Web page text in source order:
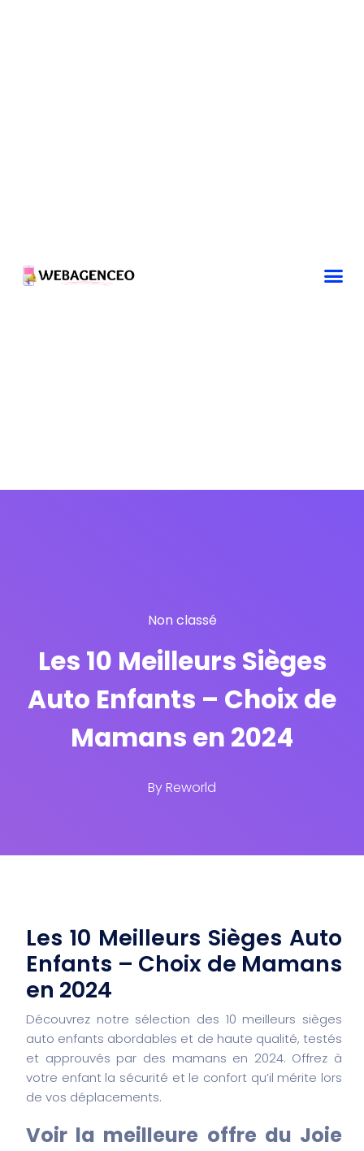
Non classé
Les 10 Meilleurs Sièges
Auto Enfants – Choix de
Mamans en 2024
ByReworld
Les 10 Meilleurs Sièges Auto
Enfants – Choix de Mamans
en 2024
Découvrez notre sélection des 10 meilleurs sièges
auto enfants abordables et de haute qualité, testés
et approuvés par des mamans en 2024. Offrez à
votre enfant la sécurité et le confort qu’il mérite lors
de vos déplacements.
Voir la meilleure offre du Joie